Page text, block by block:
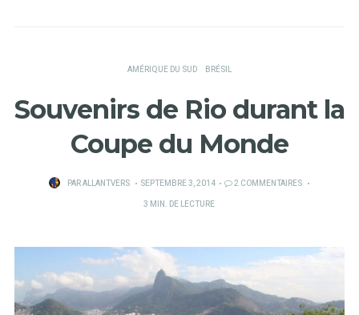
AMÉRIQUE DU SUD BRÉSIL
Souvenirs de Rio durant la
Coupe du Monde
PARALLANTVERS
PUBLIÉ
SUR
SEPTEMBRE 3, 2014
2 COMMENTAIRES
3 MIN. DE LECTURE